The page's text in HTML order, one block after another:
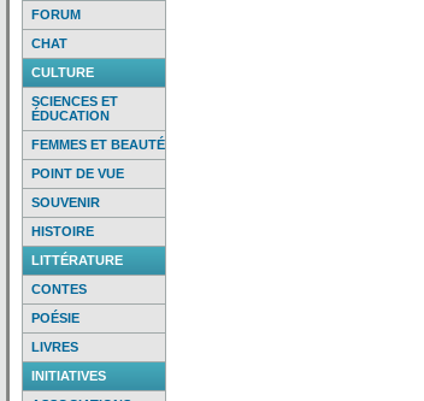
FORUM
CHAT
CULTURE
SCIENCES ET
ÉDUCATION
FEMMES ET BEAUTÉ
POINT DE VUE
SOUVENIR
HISTOIRE
LITTÉRATURE
CONTES
POÉSIE
LIVRES
INITIATIVES